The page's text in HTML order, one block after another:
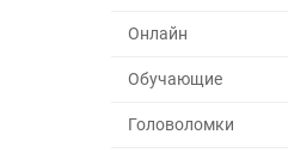
Онлайн
Обучающие
Головоломки